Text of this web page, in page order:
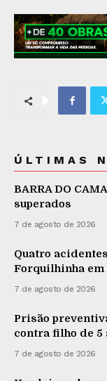
ÚLTIMAS
BARRA DO
superados
7 de agosto de 2026
Quatro
Forquilhinha
7 de agosto de 2026
Prisão
contra filho de 5
7 de agosto de 2026